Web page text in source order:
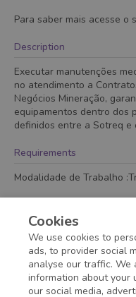
Para saber mais acesse o
Description
Executar manutenções
no atendimento a
Negócios Mineração,
equipamentos dentro dos
definidos entre a Sotreq e
Requirements
Modalidade de Trabalho
Benefits
Application deadline
Cookies
We use cookies to
ads, to provider social
analyse our traffic. We
information about your
our social media,